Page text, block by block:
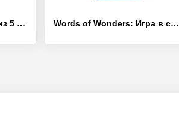
Вордли: угадай слова из 5 букв - [Взлом/МОД Много денег] Words of Wonders: Игра в слова - [Взлом/МОД Меню]